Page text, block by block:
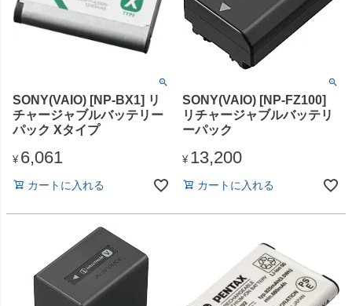
SONY(VAIO) [NP-BX1] リ
チャージャブルバッテリー
パック Xタイプ
¥ 6,061
カートに入れる
SONY(VAIO) [NP-FZ100]
リチャージャブルバッテリ
ーパック
¥ 13,200
カートに入れる